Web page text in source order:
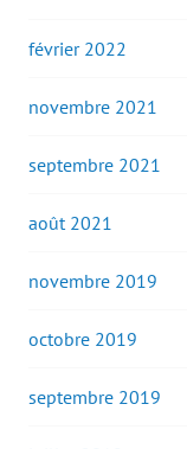
février 2022
novembre 2021
septembre 2021
août 2021
novembre 2019
octobre 2019
septembre 2019